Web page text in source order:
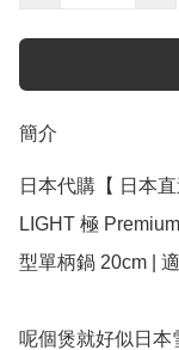
簡介
日本代購【 日本
LIGHT 極
型單柄鍋 20cm |
呢個煲就好似日本